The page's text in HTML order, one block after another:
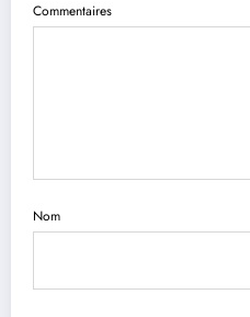
Commentaires
Nom